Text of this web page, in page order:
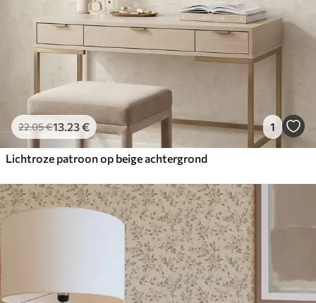
22.05€13.23€ 1
Lichtroze patroon op beige achtergrond